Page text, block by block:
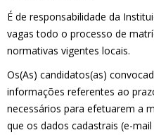
É de responsabilidade da
vagas todo o processo de
normativas vigentes locais.
Os(As) candidatos(as)
informações referentes ao
necessários para efetuarem a
que os dados cadastrais (e-